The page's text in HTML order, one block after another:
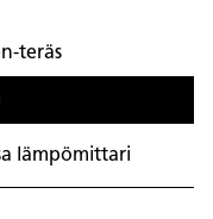
teräs
lämpömittari